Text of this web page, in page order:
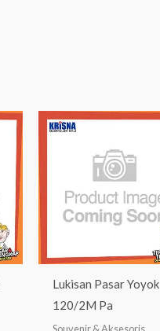
Lukisan Pasar Yoyok
120/2M Pa
Souvenir & Aksesoris